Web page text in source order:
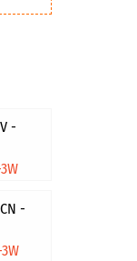
-
-